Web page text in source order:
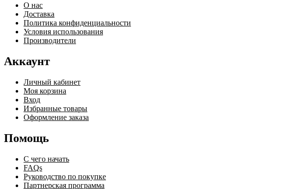
О нас
Доставка
Политика конфиденциальности
Условия использования
Производители
Аккаунт
Личный кабинет
Моя корзина
Вход
Избранные товары
Оформление заказа
Помощь
С чего начать
FAQs
Руководство по покупке
Партнерская программа